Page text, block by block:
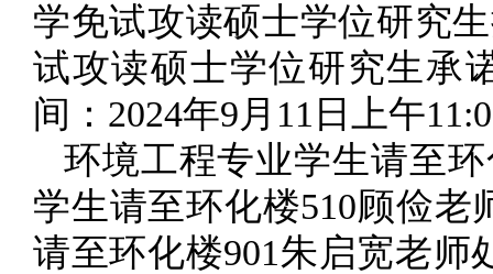
学免试攻读硕士学位研究
试攻读硕士学位研究生承
间：2024年9月11日上午
环境工程专业学生请至
学生请至环化楼510顾俭老
请至环化楼901朱启宽老